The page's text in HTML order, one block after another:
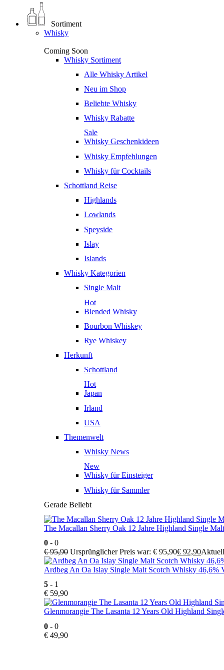
Sortiment
Whisky
Coming Soon
Whisky Sortiment
Alle Whisky Artikel
Neu im Shop
Beliebte Whisky
Whisky Rabatte
Sale
Whisky Geschenkideen
Whisky Empfehlungen
Whisky für Cocktails
Schottland Reise
Highlands
Lowlands
Speyside
Islay
Islands
Whisky Kategorien
Single Malt
Hot
Blended Whisky
Bourbon Whiskey
Rye Whiskey
Herkunft
Schottland
Hot
Japan
Irland
USA
Themenwelt
Whisky News
New
Whisky für Einsteiger
Whisky für Sammler
Gerade Beliebt
The Macallan Sherry Oak 12 Jahre Highland Single
0 - 0
€95,90 Ursprünglicher Preis war: € 95,90€ 92,90
Ardbeg An Oa Islay Single Malt Scotch Whisky 46,6%
5 - 1
€ 59,90
Glenmorangie The Lasanta 12 Years Old Highland
0 - 0
€ 49,90